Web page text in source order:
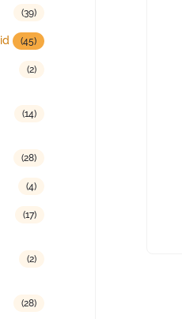
(39)
(45)
(2)
(14)
(28)
(4)
(17)
(2)
(28)